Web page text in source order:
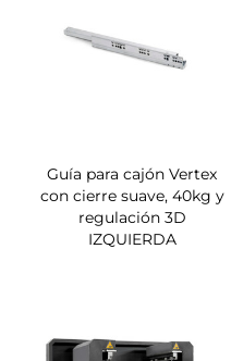
Guía para cajón Vertex
con cierre suave, 40kg y
regulación 3D
IZQUIERDA